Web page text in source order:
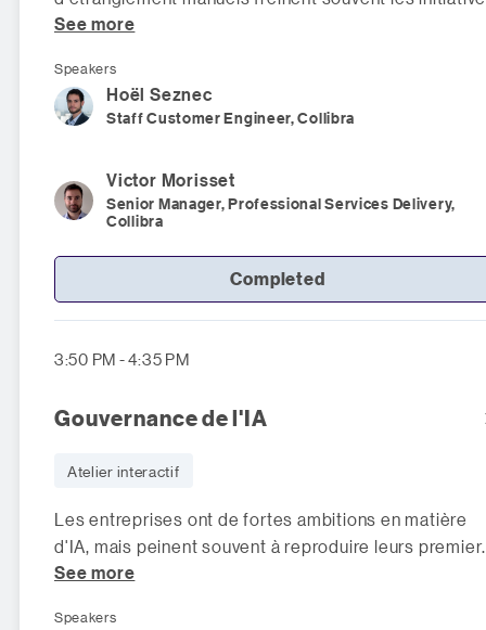
liées aux données. Pour g
See more
Speakers
Hoël Seznec
Staff Customer Engineer, Collibra
Victor Morisset
Senior Manager, Professional Services Delivery,
Collibra
Completed
3:50 PM - 4:35 PM
Gouvernance de l'IA
Atelier interactif
Les entreprises ont de fortes ambitions en matière
d'IA, mais peinent souvent à reproduire leurs
succès à l'échelle. Les
See more
Speakers